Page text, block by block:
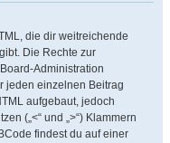
die dir weitreichende
Die Rechte zur
Administration
jeden einzelnen Beitrag
aufgebaut, jedoch
(„<“ und „>“) Klammern
findest du auf einer